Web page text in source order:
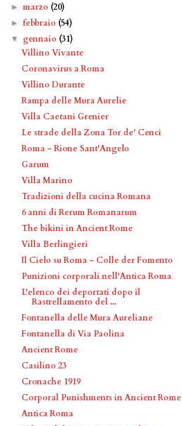
►marzo (20)
►febbraio (54)
▼ gennaio (31)
Villino Vivante
Coronavirus a Roma
Villino Durante
Rampa delle Mura Aurelie
Villa Caetani Grenier
Le strade della Zona Tor de' Cenci
Roma - Rione Sant'Angelo
Garum
Villa Marino
Tradizioni della cucina Romana
6 anni di Rerum Romanarum
The bikini in Ancient Rome
Villa Berlingieri
Il Cielo su Roma - Colle der Fomento
Punizioni corporali nell'Antica Roma
L'elenco dei deportati dopo il
Rastrellamento del ...
Fontanella delle Mura Aureliane
Fontanella di Via Paolina
Ancient Rome
Casilino 23
Cronache 1919
Corporal Punishments in Ancient Rome
Antica Roma